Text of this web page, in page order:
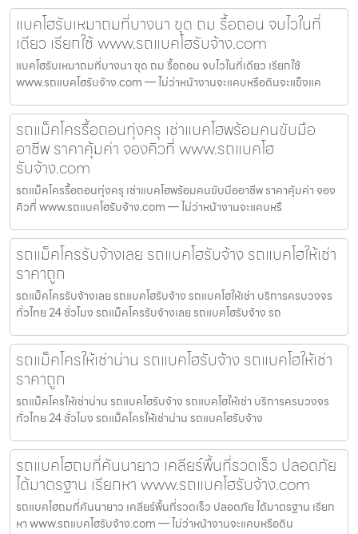
แบคโฮรับเหมาถมที่บางนา ขุด ถม รื้อถอน จบไวในที่
เดียว เรียกใช้ www.รถแบคโฮรับจ้าง.com
แบคโฮรับเหมาถมที่บางนา ขุด ถม รื้อถอน จบไวในที่เดียว เรียกใช้
www.รถแบคโฮรับจ้าง.com — ไม่ว่าหน้างานจะแคบหรือดินจะแข็งแค
รถแม็คโครรื้อถอนทุ่งครุ เช่าแบคโฮพร้อมคนขับมือ
อาชีพ ราคาคุ้มค่า จองคิวที่ www.รถแบคโฮ
รับจ้าง.com
รถแม็คโครรื้อถอนทุ่งครุ เช่าแบคโฮพร้อมคนขับมืออาชีพ ราคาคุ้มค่า จอง
คิวที่ www.รถแบคโฮรับจ้าง.com — ไม่ว่าหน้างานจะแคบหรื
รถแม็คโครรับจ้างเลย รถแบคโฮรับจ้าง รถแบคโฮให้เช่า
ราคาถูก
รถแม็คโครรับจ้างเลย รถแบคโฮรับจ้าง รถแบคโฮให้เช่า บริการครบวงจร
ทั่วไทย 24 ชั่วโมง รถแม็คโครรับจ้างเลย รถแบคโฮรับจ้าง รถ
รถแม็คโครให้เช่าน่าน รถแบคโฮรับจ้าง รถแบคโฮให้เช่า
ราคาถูก
รถแม็คโครให้เช่าน่าน รถแบคโฮรับจ้าง รถแบคโฮให้เช่า บริการครบวงจร
ทั่วไทย 24 ชั่วโมง รถแม็คโครให้เช่าน่าน รถแบคโฮรับจ้าง
รถแบคโฮถมที่คันนายาว เคลียร์พื้นที่รวดเร็ว ปลอดภัย
ได้มาตรฐาน เรียกหา www.รถแบคโฮรับจ้าง.com
รถแบคโฮถมที่คันนายาว เคลียร์พื้นที่รวดเร็ว ปลอดภัย ได้มาตรฐาน เรียก
หา www.รถแบคโฮรับจ้าง.com — ไม่ว่าหน้างานจะแคบหรือดิน